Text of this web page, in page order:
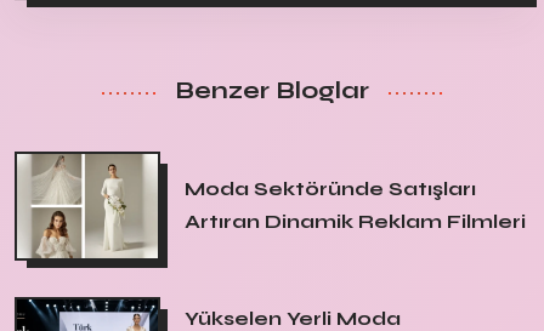
Benzer Bloglar
Moda Sektöründe Satışları
Artıran Dinamik Reklam Filmleri
Yükselen Yerli Moda